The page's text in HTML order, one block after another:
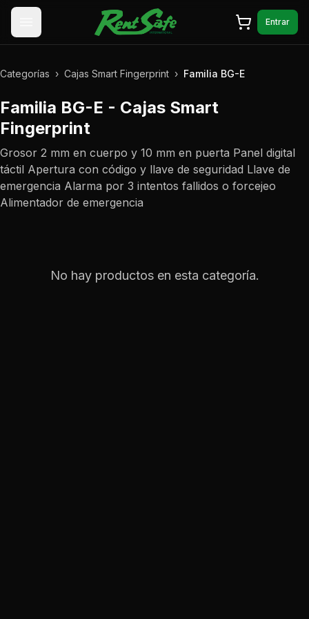
Saltar al contenido
Entrar
Categorías › Cajas Smart Fingerprint › Familia BG-E
Familia BG-E - Cajas Smart
Fingerprint
Grosor 2 mm en cuerpo y 10 mm en puerta Panel digital
táctil Apertura con código y llave de seguridad Llave de
emergencia Alarma por 3 intentos fallidos o forcejeo
Alimentador de emergencia
No hay productos en esta categoría.